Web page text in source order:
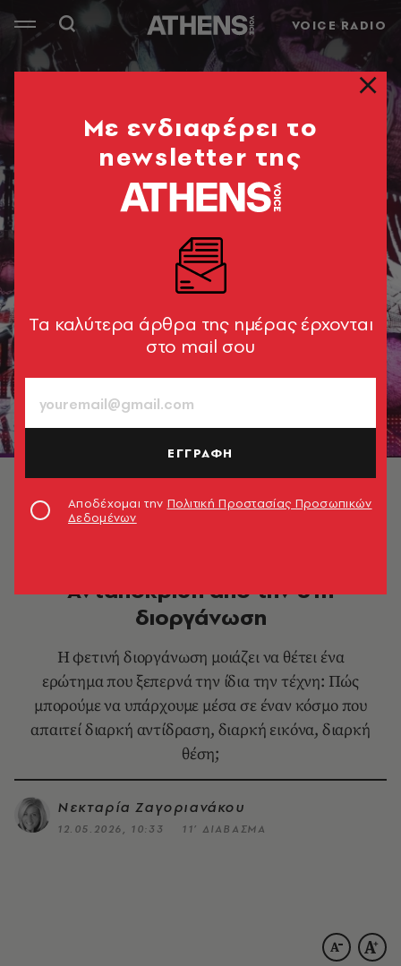
VOICE RADIO
© Βλαδίμηρος Νικολούζος
Ανταπόκριση από την 61η
διοργάνωση
Η φετινή διοργάνωση μοιάζει να θέτει ένα
ερώτημα που ξεπερνά την ίδια την τέχνη: Πώς
μπορούμε να υπάρχουμε μέσα σε έναν κόσμο που
απαιτεί διαρκή αντίδραση, διαρκή εικόνα, διαρκή
θέση;
Νεκταρία Ζαγοριανάκου
12.05.2026, 10:33 11’ ΔΙΑΒΑΣΜΑ
Mε ενδιαφέρει το
newsletter της
Tα καλύτερα άρθρα της ημέρας έρχονται
στο mail σου
ΕΓΓΡΑΦΗ
Αποδέχομαι την Πολιτική Προστασίας Προσωπικών
Δεδομένων